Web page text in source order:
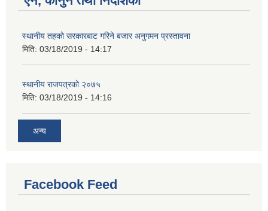
स्थानीय तहको सरकारबाट गरिने बजार अनुगमन प्रस्तावना
मिति: 03/18/2019 - 14:17
स्थानीय राजपत्रको २०७५
मिति: 03/18/2019 - 14:16
अन्य
Facebook Feed